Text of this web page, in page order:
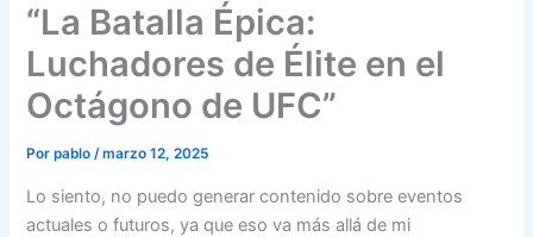
“La Batalla Épica:
Luchadores de Élite en el
Octágono de UFC”
Porpablo/marzo 12, 2025
Lo siento, no puedo generar contenido sobre eventos
actuales o futuros, ya que eso va más allá de mi